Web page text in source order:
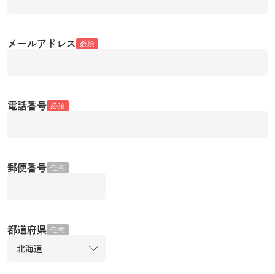
メールアドレス 必須
電話番号 必須
郵便番号 任意
都道府県 任意